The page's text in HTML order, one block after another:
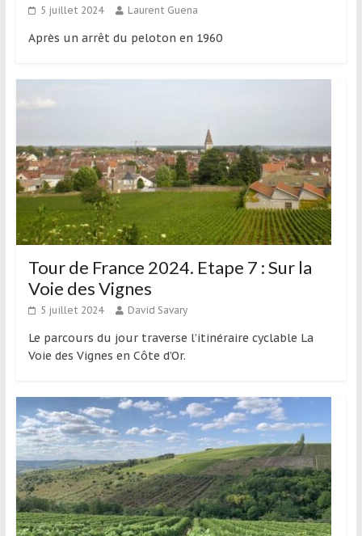
5 juillet 2024 Laurent Guena
Après un arrêt du peloton en 1960
Tour de France 2024. Etape 7 : Sur la
Voie des Vignes
5 juillet 2024 David Savary
Le parcours du jour traverse l’itinéraire cyclable La
Voie des Vignes en Côte d’Or.